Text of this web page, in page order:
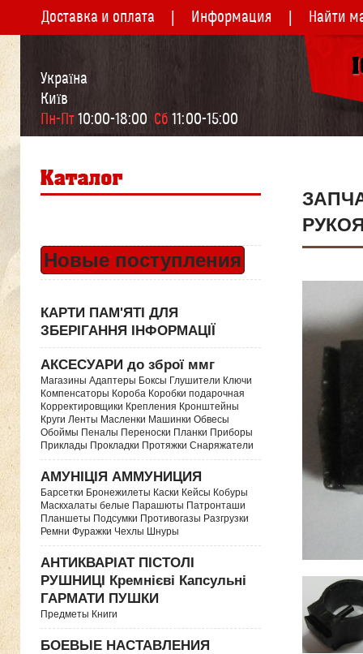
Доставка и оплата Информация Найти
Україна
Київ
Пн-Пт 10:00-18:00 Сб 11:00-15:00
Новые поступления
КАРТИ ПАМ'ЯТІ ДЛЯ
ЗБЕРІГАННЯ ІНФОРМАЦІЇ
АКСЕСУАРИ до зброї ммг
Магазины Адаптеры Боксы Глушители Ключи
Компенсаторы Короба Коробки подарочная
Корректировщики Крепления Кронштейны
Круги Ленты Масленки Машинки Обвесы
Обоймы Пеналы Переноски Планки Приборы
Приклады Прокладки Протяжки Снаряжатели
АМУНІЦІЯ АММУНИЦИЯ
Барсетки Бронежилеты Каски Кейсы Кобуры
Маскхалаты белые Парашюты Патронташи
Планшеты Подсумки Противогазы Разгрузки
Ремни Фуражки Чехлы Шнуры
АНТИКВАРІАТ ПІСТОЛІ
РУШНИЦІ Кремнієві Капсульні
ГАРМАТИ ПУШКИ
Предметы Книги
БОЕВЫЕ НАСТАВЛЕНИЯ